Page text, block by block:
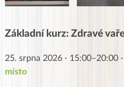
Základní kurz: Zdravé
25. srpna 2026 · 15:00–20:00
místo